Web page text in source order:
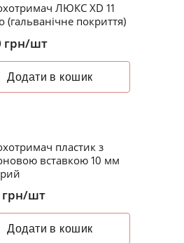
ЛЮКС XD 11
(гальванічне покриття)
грн/шт
Додати в кошик
пластик з
вставкою 10 мм
грн/шт
Додати в кошик